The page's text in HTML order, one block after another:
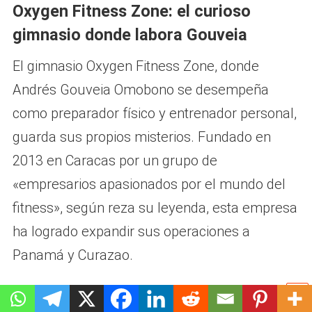
Oxygen Fitness Zone: el curioso
gimnasio donde labora Gouveia
El gimnasio Oxygen Fitness Zone, donde
Andrés Gouveia Omobono se desempeña
como preparador físico y entrenador personal,
guarda sus propios misterios. Fundado en
2013 en Caracas por un grupo de
«empresarios apasionados por el mundo del
fitness», según reza su leyenda, esta empresa
ha logrado expandir sus operaciones a
Panamá y Curazao.